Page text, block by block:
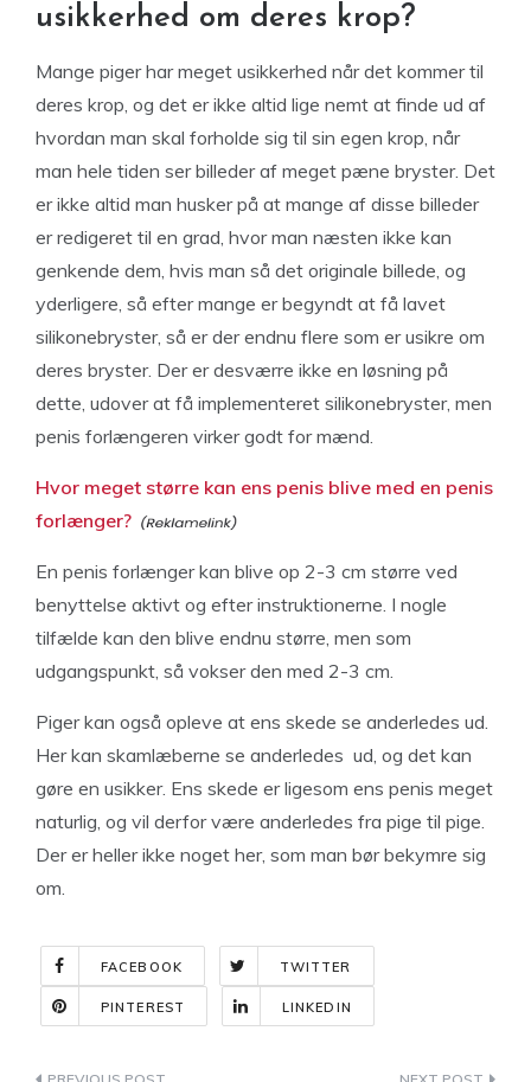
usikkerhed om deres krop?
Mange piger har meget usikkerhed når det kommer til
deres krop, og det er ikke altid lige nemt at finde ud af
hvordan man skal forholde sig til sin egen krop, når
man hele tiden ser billeder af meget pæne bryster. Det
er ikke altid man husker på at mange af disse billeder
er redigeret til en grad, hvor man næsten ikke kan
genkende dem, hvis man så det originale billede, og
yderligere, så efter mange er begyndt at få lavet
silikonebryster, så er der endnu flere som er usikre om
deres bryster. Der er desværre ikke en løsning på
dette, udover at få implementeret silikonebryster, men
penis forlængeren virker godt for mænd.
Hvor meget større kan ens penis blive med en penis
forlænger?
En penis forlænger kan blive op 2-3 cm større ved
benyttelse aktivt og efter instruktionerne. I nogle
tilfælde kan den blive endnu større, men som
udgangspunkt, så vokser den med 2-3 cm.
Piger kan også opleve at ens skede se anderledes ud.
Her kan skamlæberne se anderledes ud, og det kan
gøre en usikker. Ens skede er ligesom ens penis meget
naturlig, og vil derfor være anderledes fra pige til pige.
Der er heller ikke noget her, som man bør bekymre sig
om.
FACEBOOK TWITTER
PINTEREST LINKEDIN